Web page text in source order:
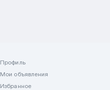
Профиль
Мои объявления
Избранное